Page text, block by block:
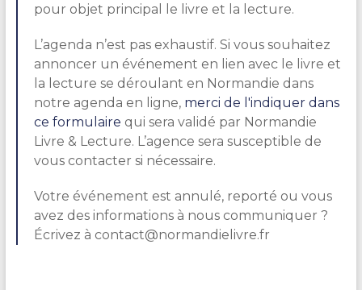
pour objet principal le livre et la lecture.
L’agenda n’est pas exhaustif. Si vous souhaitez
annoncer un événement en lien avec le livre et
la lecture se déroulant en Normandie dans
notre agenda en ligne, merci de l'indiquer dans
ce formulaire qui sera validé par Normandie
Livre & Lecture. L’agence sera susceptible de
vous contacter si nécessaire.
Votre événement est annulé, reporté ou vous
avez des informations à nous communiquer ?
Écrivez à contact@normandielivre.fr